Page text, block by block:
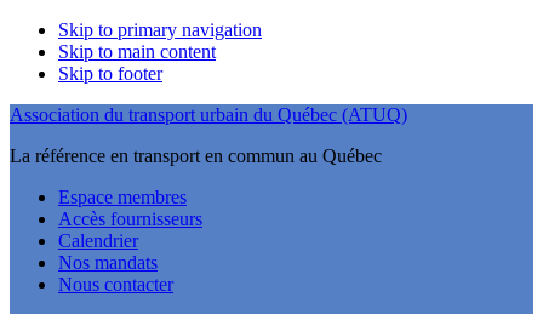
Skip to primary navigation
Skip to main content
Skip to footer
Association du transport urbain du Québec (ATUQ)
La référence en transport en commun au Québec
Espace membres
Accès fournisseurs
Calendrier
Nos mandats
Nous contacter